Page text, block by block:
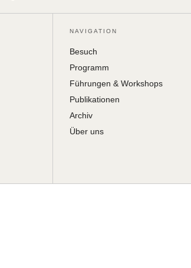
NAVIGATION
Besuch
Programm
Führungen & Workshops
Publikationen
Archiv
Über uns